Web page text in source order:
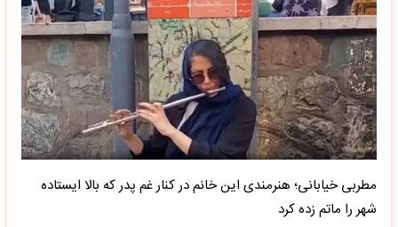
مطربی خیابانی؛ هنرمندی این خانم در کنار غم پدر که بالا ایستاده
شهر را ماتم زده کرد